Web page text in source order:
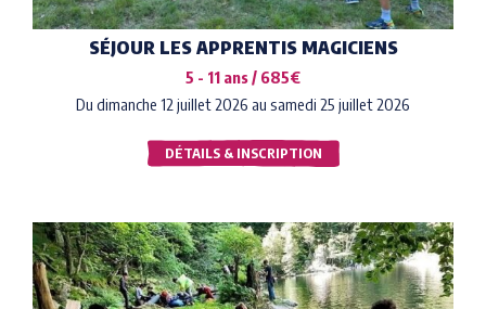
SÉJOUR LES APPRENTIS MAGICIENS
5 - 11 ans / 685€
Du dimanche 12 juillet 2026 au samedi 25 juillet 2026
DÉTAILS & INSCRIPTION